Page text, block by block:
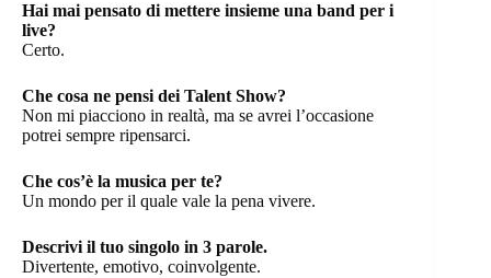
Hai mai pensato di mettere insieme una band per i
live?
Certo.
Che cosa ne pensi dei Talent Show?
Non mi piacciono in realtà, ma se avrei l’occasione
potrei sempre ripensarci.
Che cos’è la musica per te?
Un mondo per il quale vale la pena vivere.
Descrivi il tuo singolo in 3 parole.
Divertente, emotivo, coinvolgente.